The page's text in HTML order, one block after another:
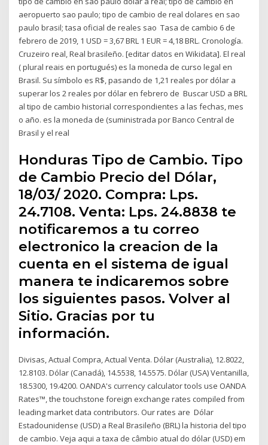
aeropuerto sao paulo; tipo de cambio de real dolares en sao
paulo brasil; tasa oficial de reales sao Tasa de cambio 6 de
febrero de 2019, 1 USD = 3,67 BRL 1 EUR = 4,18 BRL. Cronología.
Cruzeiro real, Real brasileño. [editar datos en Wikidata]. El real
( plural reais en portugués) es la moneda de curso legal en
Brasil. Su símbolo es R$, pasando de 1,21 reales por dólar a
superar los 2 reales por dólar en febrero de Buscar USD a BRL
al tipo de cambio historial correspondientes a las fechas, mes
o año. es la moneda de (suministrada por Banco Central de
Brasil y el real
Honduras Tipo de Cambio. Tipo
de Cambio Precio del Dólar,
18/03/ 2020. Compra: Lps.
24.7108. Venta: Lps. 24.8838 te
notificaremos a tu correo
electronico la creacion de la
cuenta en el sistema de igual
manera te indicaremos sobre
los siguientes pasos. Volver al
Sitio. Gracias por tu
información.
Divisas, Actual Compra, Actual Venta. Dólar (Australia), 12.8022,
12.8103. Dólar (Canadá), 14.5538, 14.5575. Dólar (USA) Ventanilla,
18.5300, 19.4200. OANDA's currency calculator tools use OANDA
Rates™, the touchstone foreign exchange rates compiled from
leading market data contributors. Our rates are Dólar
Estadounidense (USD) a Real Brasileño (BRL) la historia del tipo
de cambio. Veja aqui a taxa de câmbio atual do dólar (USD) em